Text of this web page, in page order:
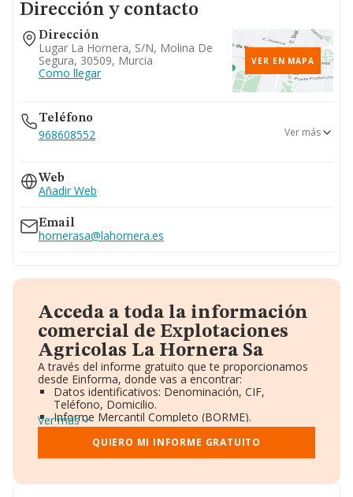
Dirección y contacto
Dirección
Lugar La Hornera, S/n, Molina De
Segura, 30509, Murcia
Como llegar
VER EN MAPA
Teléfono
968608552
968430515
Ver más
Web
Añadir Web
Email
hornerasa@lahornera.es
Acceda a toda la información
comercial de Explotaciones
Agricolas La Hornera Sa
A través del informe gratuito que te proporcionamos
desde Einforma, donde vas a encontrar:
Datos identificativos: Denominación, CIF,
Teléfono, Domicilio.
Informe Mercantil Completo (BORME).
Gráficos de Evolución Ventas y Empleados.
Consejo de Administración y Administradores.
Directivos y Ejecutivos.
Ver más
QUIERO MI INFORME GRATUITO